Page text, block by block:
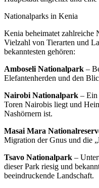
Nationalparks in Kenia
Kenia beheimatet zahlreiche
Vielzahl von Tierarten und
bekanntesten gehören:
Amboseli Nationalpark –
Elefantenherden und den
Nairobi Nationalpark – Ein
Toren Nairobis liegt und
Nashörnern ist.
Masai Mara
Migration der Gnus und die
Tsavo Nationalpark –
dieser Park riesig und
beeindruckende Landschaft.